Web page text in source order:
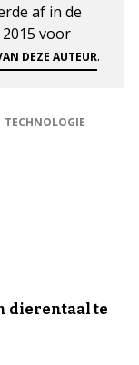
af in de
voor
DEZE AUTEUR.
TECHNOLOGIE
dierentaal te